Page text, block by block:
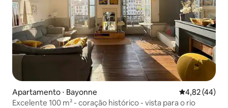
Apartamento ⋅ Bayonne 4,82 de uma
4,82 (44)
Excelente 100 m² - coração histórico - vista para o rio